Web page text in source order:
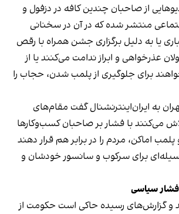
از صاحبان چندین کافه در دزفول و
منتشر شده که در آن در سخنانی
یا به دلیل برگزاری جشن همراه با رقص
عذرخواهی و ابراز ندامت می‌کنند یا از
برای جلوگیری از پلمب شدن، حجاب را
به ایران‌اینترنشنال گفت مقام‌های
می‌کنند با فشار بر صاحبان کسب‌وکارها
اماکن، مردم را در برابر هم قرار دهند
وسیله‌ای برای سرکوب و سانسور خودشان و
فشار سیاسی
و گزارش‌های رسیده حاکی است حکومت از